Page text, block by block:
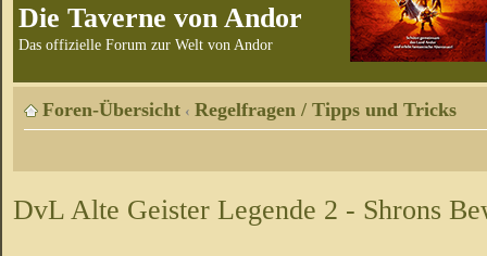
Die Taverne von Andor
Das offizielle Forum zur Welt von Andor
Foren-Übersicht ‹ Regelfragen / Tipps und Tricks
DvL Alte Geister Legende 2 - Shrons